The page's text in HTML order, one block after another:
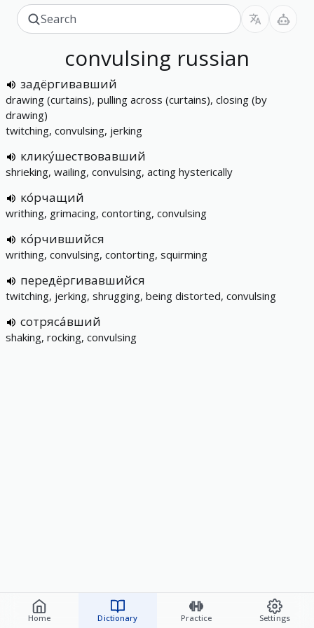
Home Dictionary Practice Settings
convulsing russian
задёргивавший
drawing (curtains), pulling across (curtains), closing (by
drawing)
twitching, convulsing, jerking
клику́шествовавший
shrieking, wailing, convulsing, acting hysterically
ко́рчащий
writhing, grimacing, contorting, convulsing
ко́рчившийся
writhing, convulsing, contorting, squirming
передёргивавшийся
twitching, jerking, shrugging, being distorted, convulsing
сотряса́вший
shaking, rocking, convulsing